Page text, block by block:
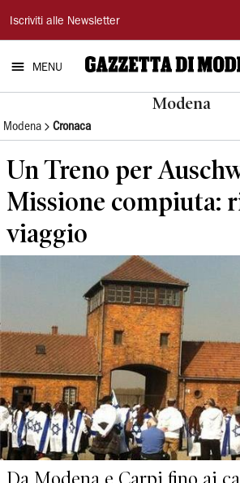
Gazzetta
di
Modena
Iscriviti alle Newsletter
MENU
Modena
Modena Cronaca
Un Treno per
Missione compiuta:
viaggio